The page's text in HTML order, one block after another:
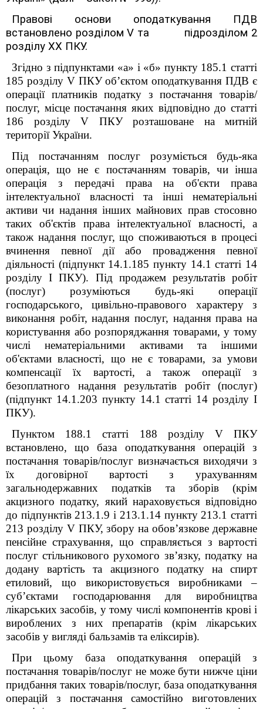
Правові основи оподаткування ПДВ
встановлено розділом V та підрозділом 2
розділу XX ПКУ.
Згідно з підпунктами «а» і «б» пункту 185.1 статті
185 розділу V ПКУ об’єктом оподаткування ПДВ є
операції платників податку з постачання товарів/
послуг, місце постачання яких відповідно до статті
186 розділу V ПКУ розташоване на митній
території України.
Під постачанням послуг розуміється будь-яка
операція, що не є постачанням товарів, чи інша
операція з передачі права на об'єкти права
інтелектуальної власності та інші нематеріальні
активи чи надання інших майнових прав стосовно
таких об'єктів права інтелектуальної власності, а
також надання послуг, що споживаються в процесі
вчинення певної дії або провадження певної
діяльності (підпункт 14.1.185 пункту 14.1 статті 14
розділу I ПКУ). Під продажем результатів робіт
(послуг) розуміються будь-які операції
господарського, цивільно-правового характеру з
виконання робіт, надання послуг, надання права на
користування або розпоряджання товарами, у тому
числі нематеріальними активами та іншими
об'єктами власності, що не є товарами, за умови
компенсації їх вартості, а також операції з
безоплатного надання результатів робіт (послуг)
(підпункт 14.1.203 пункту 14.1 статті 14розділу І
ПКУ).
Пунктом 188.1 статті 188 розділу V ПКУ
встановлено, що база оподаткування операцій з
постачання товарів/послуг визначається виходячи з
їх договірної вартості з урахуванням
загальнодержавних податків та зборів (крім
акцизного податку, який нараховується відповідно
до підпунктів 213.1.9 і 213.1.14 пункту 213.1 статті
213 розділу V ПКУ, збору на обов’язкове державне
пенсійне страхування, що справляється з вартості
послуг стільникового рухомого зв’язку, податку на
додану вартість та акцизного податку на спирт
етиловий, що використовується виробниками –
суб’єктами господарювання для виробництва
лікарських засобів, у тому числі компонентів крові і
вироблених з них препаратів (крім лікарських
засобів у вигляді бальзамів та еліксирів).
При цьому база оподаткування операцій з
постачання товарів/послуг не може бути нижче ціни
придбання таких товарів/послуг, база оподаткування
операцій з постачання самостійно виготовлених